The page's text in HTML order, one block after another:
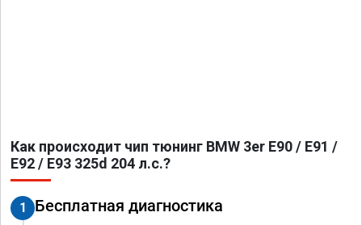
Как происходит чип тюнинг BMW 3er E90 / E91 /
E92 / E93 325d 204 л.с.?
1 Бесплатная диагностика